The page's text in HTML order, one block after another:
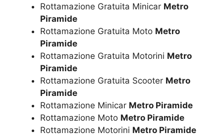
Rottamazione Gratuita Minicar Metro
Piramide
Rottamazione Gratuita Moto Metro
Piramide
Rottamazione Gratuita Motorini Metro
Piramide
Rottamazione Gratuita Scooter Metro
Piramide
Rottamazione Minicar Metro Piramide
Rottamazione Moto Metro Piramide
Rottamazione Motorini Metro Piramide